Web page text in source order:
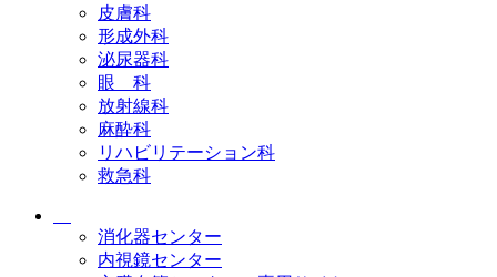
皮膚科
形成外科
泌尿器科
眼 科
放射線科
麻酔科
リハビリテーション科
救急科
消化器センター
内視鏡センター